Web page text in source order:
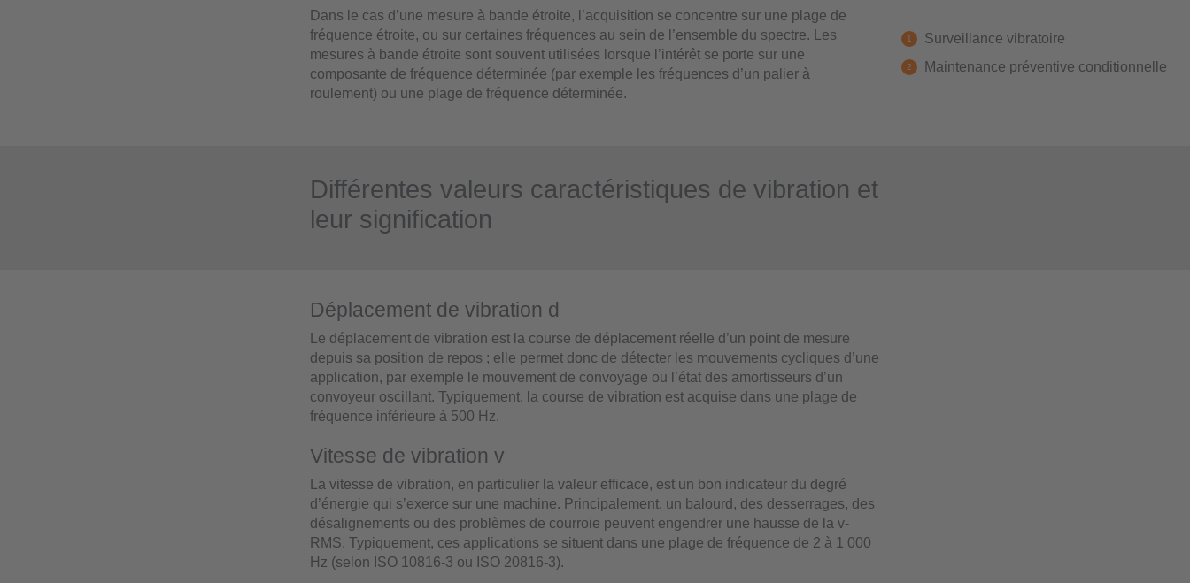
Dans le cas d’une mesure à bande étroite, l’acquisition se concentre sur une plage de
fréquence étroite, ou sur certaines fréquences au sein de l’ensemble du spectre. Les
mesures à bande étroite sont souvent utilisées lorsque l’intérêt se porte sur une
composante de fréquence déterminée (par exemple les fréquences d’un palier à
roulement) ou une plage de fréquence déterminée.
Surveillance vibratoire
Maintenance préventive conditionnelle
Différentes valeurs caractéristiques de vibration et
leur signification
Déplacement de vibration d
Le déplacement de vibration est la course de déplacement réelle d’un point de mesure
depuis sa position de repos ; elle permet donc de détecter les mouvements cycliques d’une
application, par exemple le mouvement de convoyage ou l’état des amortisseurs d’un
convoyeur oscillant. Typiquement, la course de vibration est acquise dans une plage de
fréquence inférieure à 500 Hz.
Vitesse de vibration v
La vitesse de vibration, en particulier la valeur efficace, est un bon indicateur du degré
d’énergie qui s’exerce sur une machine. Principalement, un balourd, des desserrages, des
désalignements ou des problèmes de courroie peuvent engendrer une hausse de la v-
RMS. Typiquement, ces applications se situent dans une plage de fréquence de 2 à 1 000
Hz (selon ISO 10816-3 ou ISO 20816-3).